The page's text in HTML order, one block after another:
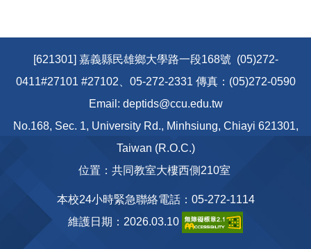
[621301] 嘉義縣民雄鄉大學路一段168號 (05)272-
0411#27101 #27102、05-272-2331 傳真：(05)272-0590
Email: deptids@ccu.edu.tw
No.168, Sec. 1, University Rd., Minhsiung, Chiayi 621301,
Taiwan (R.O.C.)
位置：共同教室大樓西側210室
本校24小時緊急聯絡電話：05-272-1114
維護日期：2026.03.10